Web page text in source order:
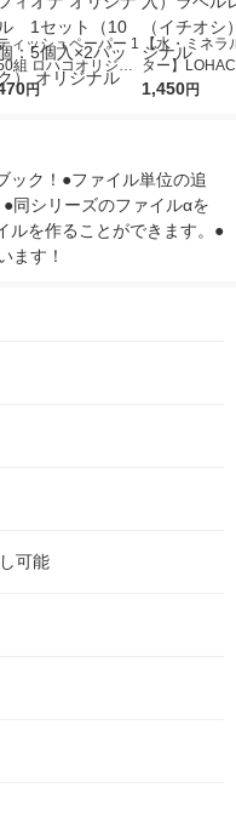
ィッシュペーパー 1
組 ロハコオリジナ
ソフトパックティッ
リジナル
円
【水・ミネラ
ター】
r 410ml 1箱（
1,450円
ック！●ファイル単位の追
同シリーズのファイルαを
ルを作ることができます。●
ます！
可能